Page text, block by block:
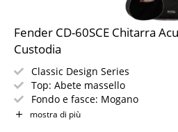
Fender CD-60SCE Chitarra
Custodia
Classic Design Series
Top: Abete massello
Fondo e fasce: Mogano
Manico/tastiera: Noce / Mogano
Elettronica: Fishman CD-1
mostra di più